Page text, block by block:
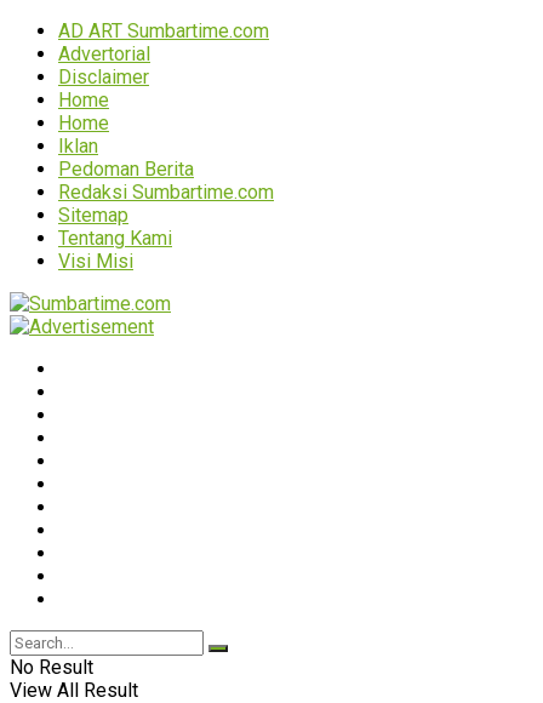
AD ART Sumbartime.com
Advertorial
Disclaimer
Home
Home
Iklan
Pedoman Berita
Redaksi Sumbartime.com
Sitemap
Tentang Kami
Visi Misi
No Result
View All Result